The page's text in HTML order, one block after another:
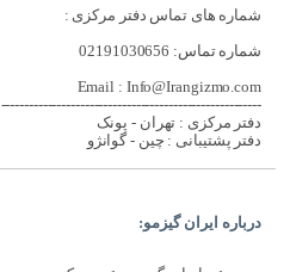
شماره های تماس دفتر مرکزی :
شماره تماس: 02191030656
Email : Info@Irangizmo.com
--------------------------------------------------------
دفتر مرکزی : تهران - پونک
دفتر پشتیبانی : چین - گوانژو
درباره ایران گیزمو: